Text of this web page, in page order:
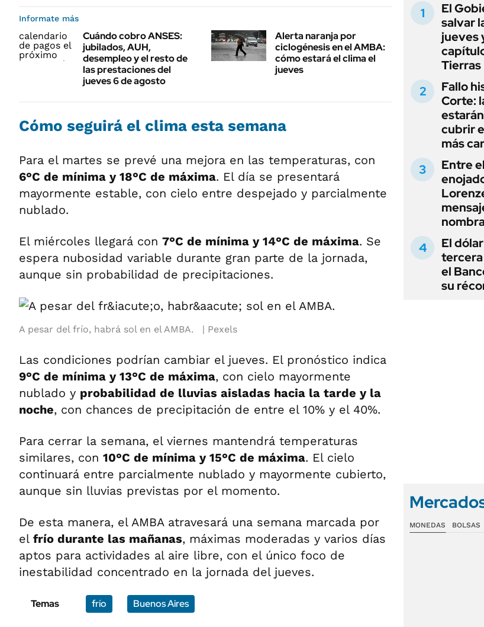
Informate más
Cuándo cobro ANSES:
jubilados, AUH,
desempleo y el resto de
las prestaciones del
jueves 6 de agosto
Alerta naranja por
ciclogénesis en el AMBA:
cómo estará el clima el
jueves
Cómo seguirá el clima esta semana
Para el martes se prevé una mejora en las temperaturas, con
6°C de mínima y 18°C de máxima. El día se presentará
mayormente estable, con cielo entre despejado y parcialmente
nublado.
El miércoles llegará con 7°C de mínima y 14°C de máxima. Se
espera nubosidad variable durante gran parte de la jornada,
aunque sin probabilidad de precipitaciones.
A pesar del frío, habrá sol en el AMBA. Pexels
Las condiciones podrían cambiar el jueves. El pronóstico indica
9°C de mínima y 13°C de máxima, con cielo mayormente
nublado y probabilidad de lluvias aisladas hacia la tarde y la
noche, con chances de precipitación de entre el 10% y el 40%.
Para cerrar la semana, el viernes mantendrá temperaturas
similares, con 10°C de mínima y 15°C de máxima. El cielo
continuará entre parcialmente nublado y mayormente cubierto,
aunque sin lluvias previstas por el momento.
De esta manera, el AMBA atravesará una semana marcada por
el frío durante las mañanas, máximas moderadas y varios días
aptos para actividades al aire libre, con el único foco de
inestabilidad concentrado en la jornada del jueves.
Temas frío Buenos Aires
El
salvar
jueves
Tierras
Fallo
Corte:
cubrir
más
Entre
El
tercera
el
su
MONEDAS BOLSAS